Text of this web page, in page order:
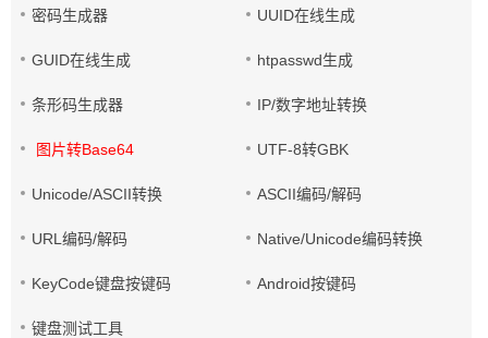
密码生成器 UUID在线生成
GUID在线生成 htpasswd生成
条形码生成器 IP/数字地址转换
图片转Base64 UTF-8转GBK
Unicode/ASCII转换 ASCII编码/解码
URL编码/解码 Native/Unicode编码转换
KeyCode键盘按键码 Android按键码
键盘测试工具